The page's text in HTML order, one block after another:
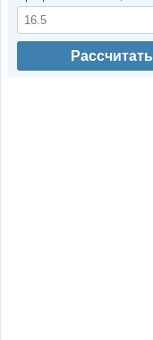
Рассчитать